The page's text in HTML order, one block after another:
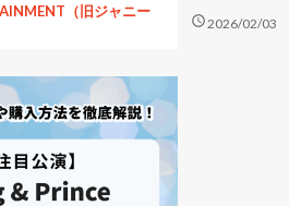
（旧ジャニー
schedule2026/02/03